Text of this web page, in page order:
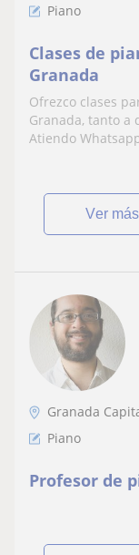
Piano
Clases de
Granada
Ofrezco clases
Granada, tanto a
Atiendo
ver más
Granada
Piano
Profesor de